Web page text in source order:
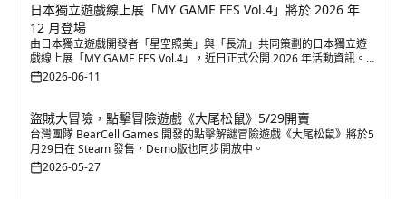
日本獨立遊戲線上展「MY GAME FES Vol.4」將於 2026 年
12 月登場
由日本獨立遊戲開發者「星空照美」與「長流」共同策劃的日本獨立遊
戲線上展「MY GAME FES Vol.4」，近日正式公開 2026 年活動資訊。
活動以促進獨立遊戲創作者與玩家之間的交流為核心理念，透過線上展
覽形式，提供開發者展示作品、推廣新作以及與玩家互動交流的平台。
2026-06-11
盜賊大冒險，點擊冒險遊戲《大尾松鼠》5/29開賣
台灣團隊 BearCell Games 開發的點擊解謎冒險遊戲《大尾松鼠》將於5
月29日在 Steam 發售，Demo版也同步開放中。
2026-05-27